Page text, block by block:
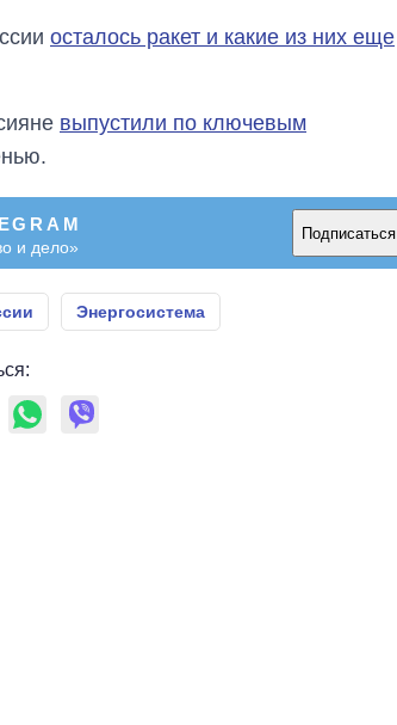
осталось ракет и какие из них еще
выпустили по ключевым
и дело»
Подписаться
Энергосистема